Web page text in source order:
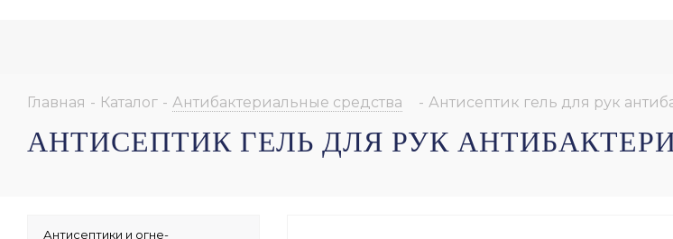
Главная - Каталог - Антибактериальные средства - Антисептик гель для рук
АНТИСЕПТИК ГЕЛЬ ДЛЯ РУК
Антисептики и огне-